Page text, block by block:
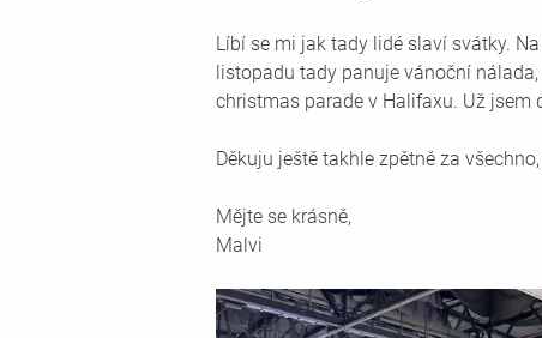
Líbí se mi jak tady lidé slaví svátky.
listopadu tady panuje vánoční
christmas parade v Halifaxu. Už jsem
Děkuju ještě takhle zpětně za
Mějte se krásně,
Malvi